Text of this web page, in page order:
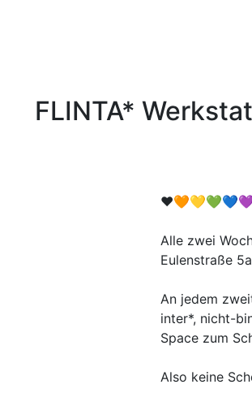
FLINTA*
Alle zwei
Eulenstraße
An jedem
inter*, nicht-
Space zum
Also keine